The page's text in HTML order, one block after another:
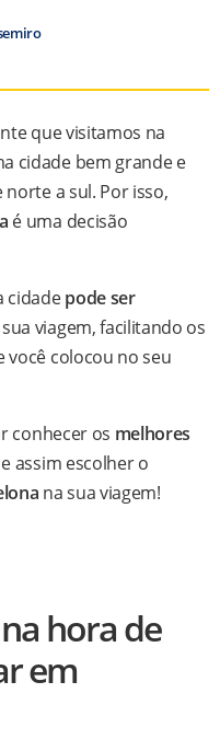
que visitamos na
cidade bem grande e
norte a sul. Por isso,
é uma decisão
cidadepode ser
viagem, facilitando os
você colocou no seu
conhecer os melhores
e assim escolher o
na sua viagem!
hora de
em